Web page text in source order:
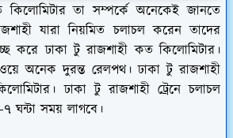
তা সম্পর্কে অনেকেই জানতে
যারা নিয়মিত চলাচল করেন তাদের
করে ঢাকা টু রাজশাহী কত কিলোমিটার।
অনেক দুরন্ত রেলপথ। ঢাকা টু রাজশাহী
ঢাকা টু রাজশাহী ট্রেনে চলাচল
ঘন্টা সময় লাগবে।